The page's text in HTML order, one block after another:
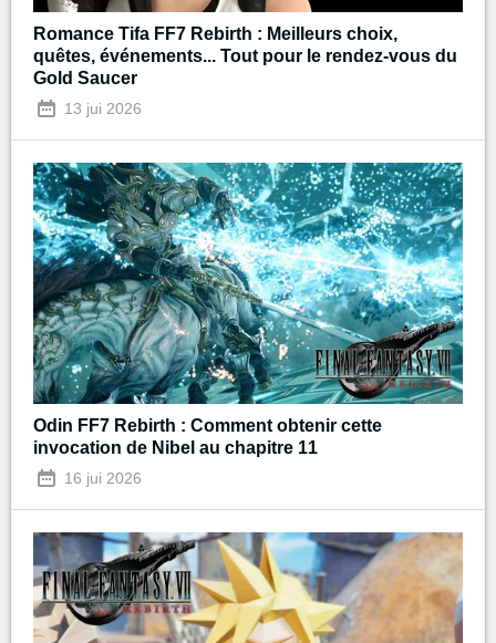
Romance Tifa FF7 Rebirth : Meilleurs choix,
quêtes, événements... Tout pour le rendez-vous du
Gold Saucer
13 jui 2026
Odin FF7 Rebirth : Comment obtenir cette
invocation de Nibel au chapitre 11
16 jui 2026